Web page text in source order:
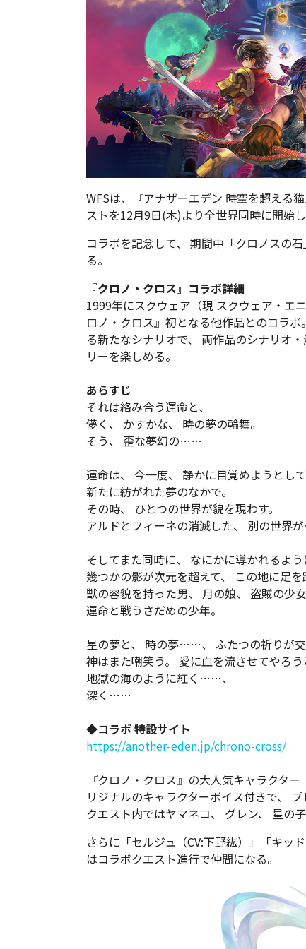
WFSは、『アナザーエデン 時空を超える
ストを12月9日(木)より全世界同時に開始し
コラボを記念して、 期間中「クロノスの
る。
『クロノ・クロス』コラボ詳細
1999年にスクウェア（現 スクウェア・エ
ロノ・クロス』初となる他作品とのコラ
る新たなシナリオで、 両作品のシナリオ
リーを楽しめる。
あらすじ
それは絡み合う運命と、
儚く、 かすかな、 時の夢の輪舞。
そう、 歪な夢幻の……
運命は、 今一度、 静かに目覚めようとして
新たに紡がれた夢のなかで。
その時、 ひとつの世界が貌を現わす。
アルドとフィーネの消滅した、 別の世界
そしてまた同時に、 なにかに導かれるよう
幾つかの影が次元を超えて、 この地に足を
獣の容貌を持った男、 月の娘、 盗賊の少女
運命と戦うさだめの少年。
星の夢と、 時の夢……、 ふたつの祈りが交
神はまた嘲笑う。 愛に血を流させてやろう
地獄の海のように紅く……、
深く……
◆コラボ 特設サイト
https://another-eden.jp/chrono-cross/
『クロノ・クロス』の大人気キャラクタ
リジナルのキャラクターボイス付きで、
クエスト内ではヤマネコ、 グレン、 星の子
さらに「セルジュ（CV:下野紘）」「キッ
はコラボクエスト進行で仲間になる。